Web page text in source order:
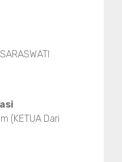
(KETUA Dari